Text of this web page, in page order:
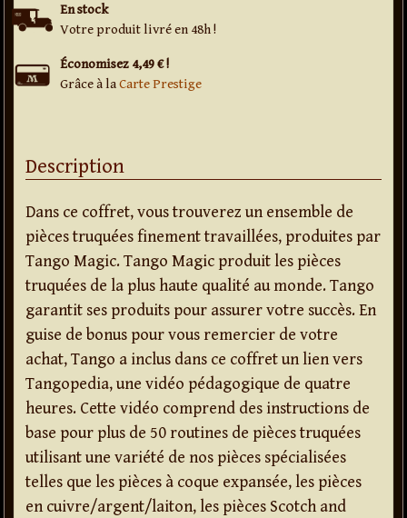
En stock
Votre produit livré en 48h !
Économisez 4,49 € !
Grâce à laCarte Prestige
Description
Dans ce coffret, vous trouverez un ensemble de
pièces truquées finement travaillées, produites par
Tango Magic. Tango Magic produit les pièces
truquées de la plus haute qualité au monde. Tango
garantit ses produits pour assurer votre succès. En
guise de bonus pour vous remercier de votre
achat, Tango a inclus dans ce coffret un lien vers
Tangopedia, une vidéo pédagogique de quatre
heures. Cette vidéo comprend des instructions de
base pour plus de 50 routines de pièces truquées
utilisant une variété de nos pièces spécialisées
telles que les pièces à coque expansée, les pièces
en cuivre/argent/laiton, les pièces Scotch and